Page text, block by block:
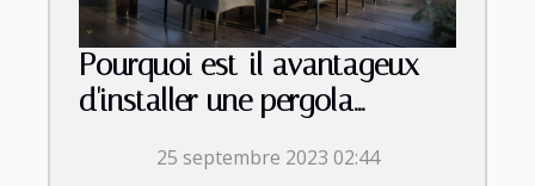
Pourquoi est-il avantageux
d'installer une pergola
25 septembre 2023 02:44